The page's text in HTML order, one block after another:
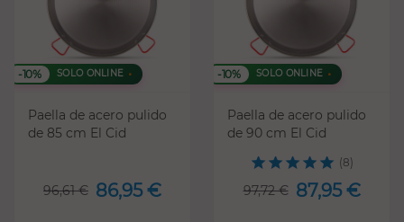
-10% SOLO ONLINE
Paella de acero pulido
de 85 cm El Cid
96,61 € 86,95 €
-10% SOLO ONLINE
Paella de acero pulido
de 90 cm El Cid
(8)
97,72 € 87,95 €